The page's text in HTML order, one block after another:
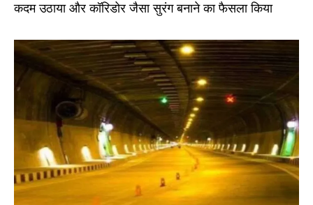
कदम उठाया और कॉरिडोर जैसा सुरंग बनाने का फैसला किया